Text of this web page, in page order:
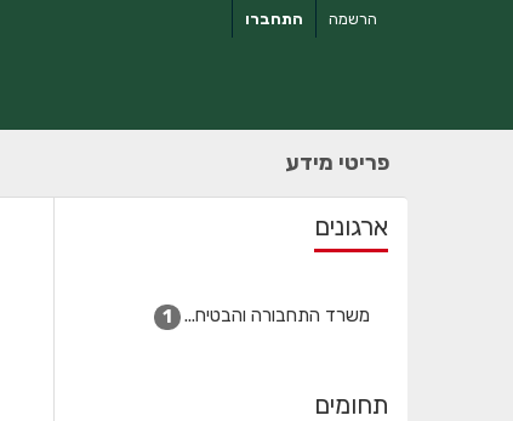
התחברו הרשמה
פריטי מידע
ארגונים
משרד התחבורה והבטיח... 1
תחומים